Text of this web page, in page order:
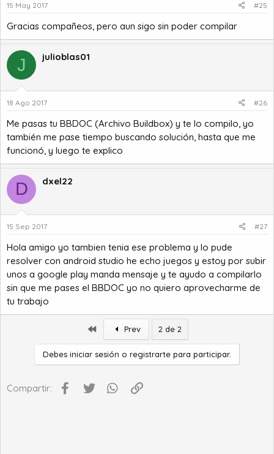
15 May 2017 #25
Gracias compañeos, pero aun sigo sin poder compilar
J julioblas01
18 Ago 2017 #26
Me pasas tu BBDOC (Archivo Buildbox) y te lo compilo, yo
también me pase tiempo buscando solución, hasta que me
funcionó, y luego te explico
D dxel22
15 Sep 2017 #27
Hola amigo yo tambien tenia ese problema y lo pude
resolver con android studio he echo juegos y estoy por subir
unos a google play manda mensaje y te ayudo a compilarlo
sin que me pases el BBDOC yo no quiero aprovecharme de
tu trabajo
PrimeroPrev 2 de 2
Debes iniciar sesión o registrarte para participar.
Compartir: Facebook
Twitter WhatsApp